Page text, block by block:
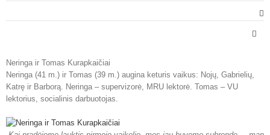
Neringa ir Tomas Kurapkaičiai
Neringa (41 m.) ir Tomas (39 m.) augina keturis vaikus: Nojų, Gabrielių,
Katrę ir Barborą. Neringa – supervizorė, MRU lektorė. Tomas – VU
lektorius, socialinis darbuotojas.